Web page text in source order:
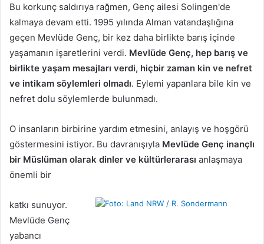
Bu korkunç saldırıya rağmen, Genç ailesi Solingen'de
kalmaya devam etti. 1995 yılında Alman vatandaşlığına
geçen Mevlüde Genç, bir kez daha birlikte barış içinde
yaşamanın işaretlerini verdi. Mevlüde Genç, hep barış ve
birlikte yaşam mesajları verdi, hiçbir zaman kin ve nefret
ve intikam söylemleri olmadı. Eylemi yapanlara bile kin ve
nefret dolu söylemlerde bulunmadı.
O insanların birbirine yardım etmesini, anlayış ve hoşgörü
göstermesini istiyor. Bu davranışıyla Mevlüde Genç inançlı
bir Müslüman olarak dinler ve kültürlerarası anlaşmaya
önemli bir
katkı sunuyor.
Mevlüde Genç
yabancı